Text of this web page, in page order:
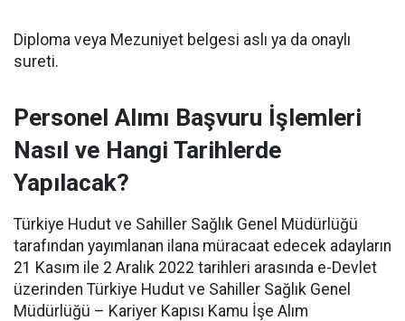
Diploma veya Mezuniyet belgesi aslı ya da onaylı
sureti.
Personel Alımı Başvuru İşlemleri
Nasıl ve Hangi Tarihlerde
Yapılacak?
Türkiye Hudut ve Sahiller Sağlık Genel Müdürlüğü
tarafından yayımlanan ilana müracaat edecek adayların
21 Kasım ile 2 Aralık 2022 tarihleri arasında e-Devlet
üzerinden Türkiye Hudut ve Sahiller Sağlık Genel
Müdürlüğü – Kariyer Kapısı Kamu İşe Alım